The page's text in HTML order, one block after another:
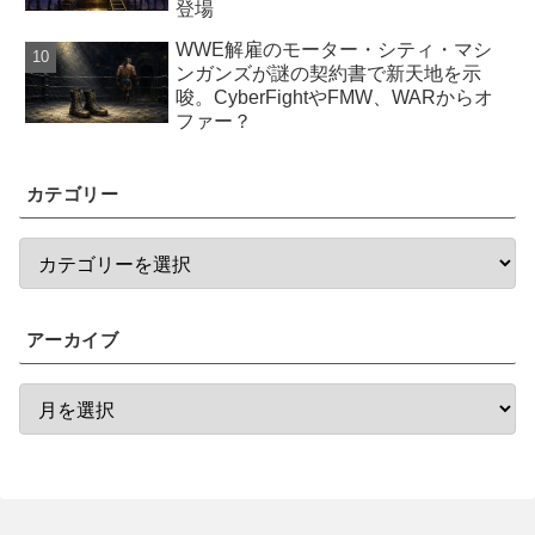
登場
WWE解雇のモーター・シティ・マシ
ンガンズが謎の契約書で新天地を示
唆。CyberFightやFMW、WARからオ
ファー？
カテゴリー
アーカイブ